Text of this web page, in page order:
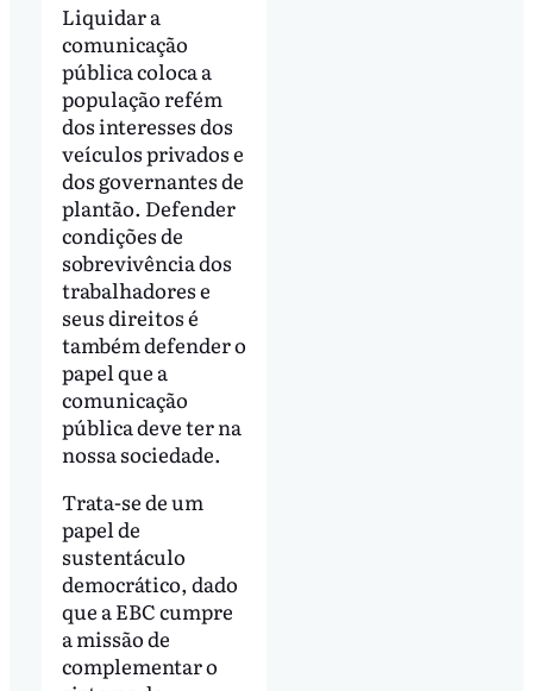
Liquidar a
comunicação
pública coloca a
população refém
dos interesses dos
veículos privados e
dos governantes de
plantão. Defender
condições de
sobrevivência dos
trabalhadores e
seus direitos é
também defender o
papel que a
comunicação
pública deve ter na
nossa sociedade.
Trata-se de um
papel de
sustentáculo
democrático, dado
que a EBC cumpre
a missão de
complementar o